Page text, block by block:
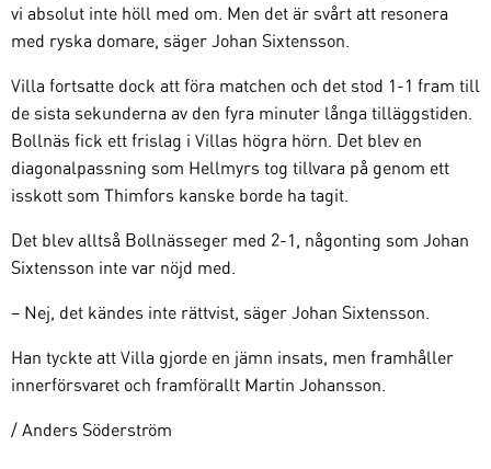
vi absolut inte höll med om. Men det är svårt att resonera
med ryska domare, säger Johan Sixtensson.
Villa fortsatte dock att föra matchen och det stod 1-1 fram till
de sista sekunderna av den fyra minuter långa tilläggstiden.
Bollnäs fick ett frislag i Villas högra hörn. Det blev en
diagonalpassning som Hellmyrs tog tillvara på genom ett
isskott som Thimfors kanske borde ha tagit.
Det blev alltså Bollnässeger med 2-1, någonting som Johan
Sixtensson inte var nöjd med.
– Nej, det kändes inte rättvist, säger Johan Sixtensson.
Han tyckte att Villa gjorde en jämn insats, men framhåller
innerförsvaret och framförallt Martin Johansson.
/ Anders Söderström